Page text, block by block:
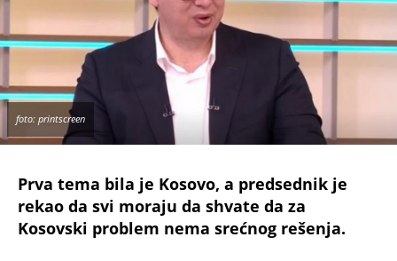
foto: printscreen
Prva tema bila je Kosovo, a predsednik je
rekao da svi moraju da shvate da za
Kosovski problem nema srećnog rešenja.